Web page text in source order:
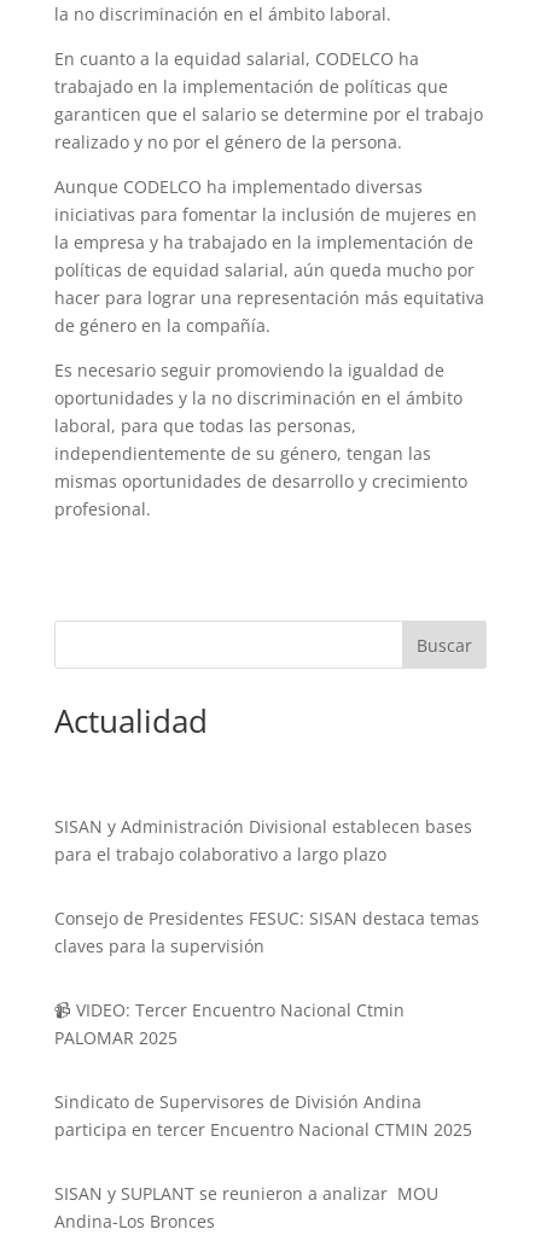
la no discriminación en el ámbito laboral.
En cuanto a la equidad salarial, CODELCO ha
trabajado en la implementación de políticas que
garanticen que el salario se determine por el trabajo
realizado y no por el género de la persona.
Aunque CODELCO ha implementado diversas
iniciativas para fomentar la inclusión de mujeres en
la empresa y ha trabajado en la implementación de
políticas de equidad salarial, aún queda mucho por
hacer para lograr una representación más equitativa
de género en la compañía.
Es necesario seguir promoviendo la igualdad de
oportunidades y la no discriminación en el ámbito
laboral, para que todas las personas,
independientemente de su género, tengan las
mismas oportunidades de desarrollo y crecimiento
profesional.
Actualidad
SISAN y Administración Divisional establecen bases
para el trabajo colaborativo a largo plazo
Consejo de Presidentes FESUC: SISAN destaca temas
claves para la supervisión
📹 VIDEO: Tercer Encuentro Nacional Ctmin
PALOMAR 2025
Sindicato de Supervisores de División Andina
participa en tercer Encuentro Nacional CTMIN 2025
SISAN y SUPLANT se reunieron a analizar MOU
Andina-Los Bronces